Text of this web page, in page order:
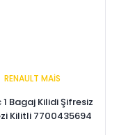
RENAULT MAİS
1 Bagaj Kilidi Şifresiz
Kilitli 7700435694